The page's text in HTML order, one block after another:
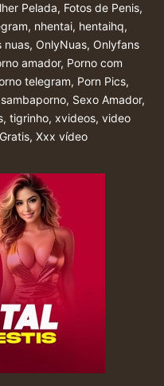
Pelada, Fotos de Penis,
, nhentai, hentaihq,
nuas, OnlyNuas, Onlyfans
amador, Porno com
telegram, Porn Pics,
sambaporno, Sexo Amador,
, tigrinho, xvideos, video
, Xxx vídeo